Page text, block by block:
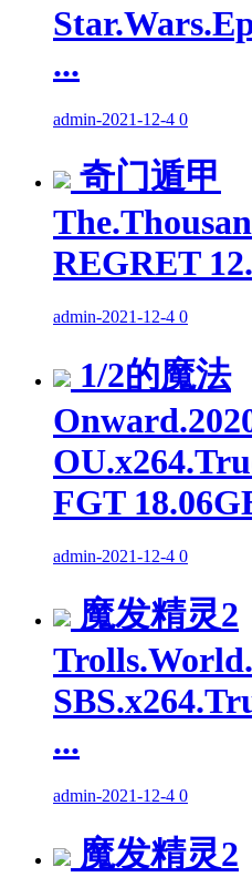
...
admin-2021-12-4 0
奇门遁甲
REGRET
admin-2021-12-4 0
1/2的魔法
FGT
admin-2021-12-4 0
魔发精灵2
...
admin-2021-12-4 0
魔发精灵2